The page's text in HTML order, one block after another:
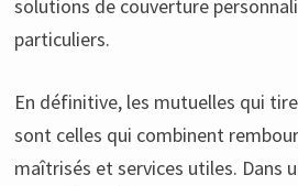
solutions de couverture
particuliers.
En définitive, les mutuelles qui
sont celles qui combinent
maîtrisés et services utiles. Dans